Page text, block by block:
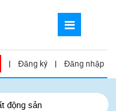
| Đăng ký | Đăng nhập
động sản